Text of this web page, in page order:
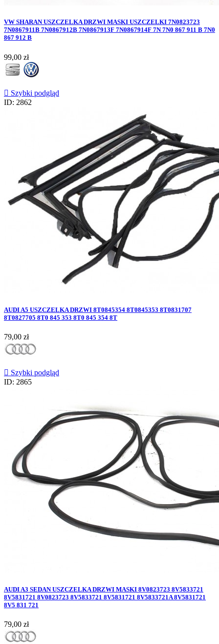
VW SHARAN USZCZELKA DRZWI MASKI USZCZELKI 7N0823723
7N0867911B 7N0867912B 7N0867913F 7N0867914F 7N 7N0 867 911 B 7N0
867 912 B
Cena
99,00 zł
 Szybki podgląd
ID: 2862
AUDI A5 USZCZELKA DRZWI 8T0845354 8T0845353 8T0831707
8T0827705 8T0 845 353 8T0 845 354 8T
Cena
79,00 zł
 Szybki podgląd
ID: 2865
AUDI A3 SEDAN USZCZELKA DRZWI MASKI 8V0823723 8V5833721
8V5831721 8V0823723 8V5833721 8V5831721 8V5833721A 8V5831721
8V5 831 721
Cena
79,00 zł